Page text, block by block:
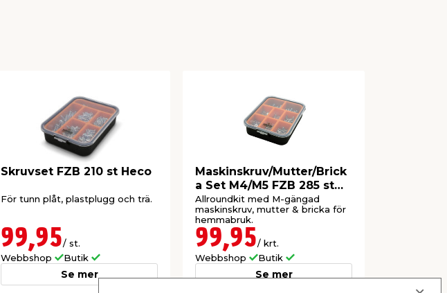
Skruvset FZB 210 st Heco
För tunn plåt, plastplugg och trä.
99,95/ st.
Webbshop
Butik
Se mer
Maskinskruv/Mutter/Brick
a Set M4/M5 FZB 285 st
Heco
Allroundkit med M-gängad
maskinskruv, mutter & bricka för
hemmabruk.
99,95/ krt.
Webbshop
Butik
Se mer